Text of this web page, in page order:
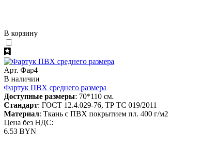
В корзину
Арт. Фар4
В наличии
Фартук ПВХ среднего размера
Доступные размеры: 70*110 см.
Стандарт: ГОСТ 12.4.029-76, ТР ТС 019/2011
Материал: Ткань с ПВХ покрытием пл. 400 г/м2
Цена без НДС:
6.53 BYN